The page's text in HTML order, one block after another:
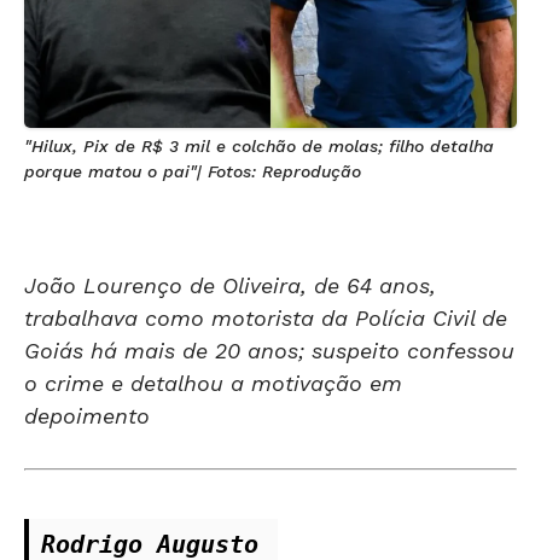
"Hilux, Pix de R$ 3 mil e colchão de molas; filho detalha
porque matou o pai"| Fotos: Reprodução
João Lourenço de Oliveira, de 64 anos,
trabalhava como motorista da Polícia Civil de
Goiás há mais de 20 anos; suspeito confessou
o crime e detalhou a motivação em
depoimento
Rodrigo Augusto